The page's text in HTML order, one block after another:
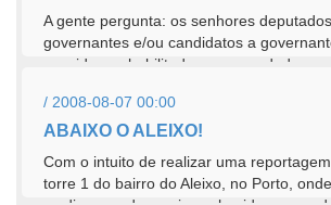
A gente pergunta: os senhores
governantes e/ou candidatos a
consideram habilitados, com os dados...
/ 2008-08-07 00:00
ABAIXO O ALEIXO!
Com o intuito de realizar uma
torre 1 do bairro do Aleixo, no Porto,